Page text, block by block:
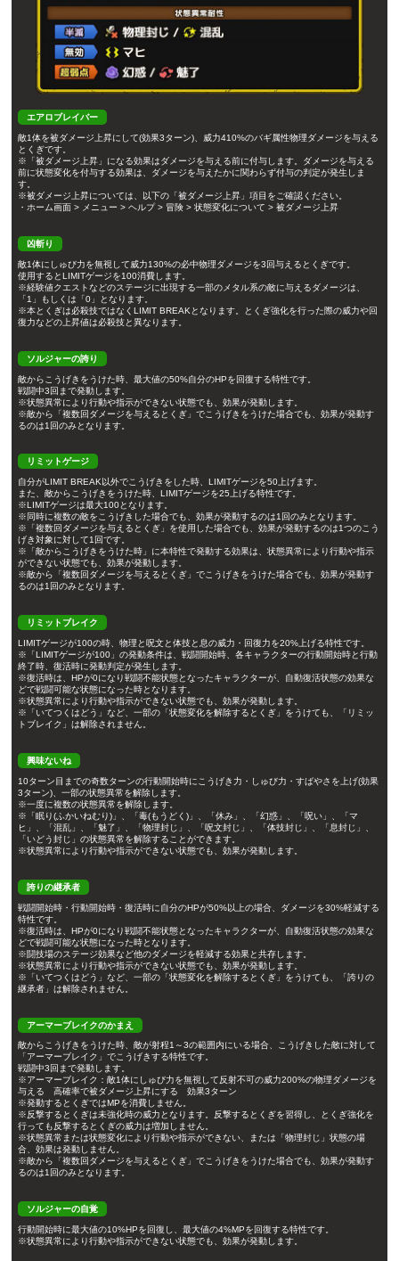
エアロブレイバー
敵1体を被ダメージ上昇にして(効果3ターン)、威力410%のバギ属性物理ダメージを与える
とくぎです。
※「被ダメージ上昇」になる効果はダメージを与える前に付与します。ダメージを与える
前に状態変化を付与する効果は、ダメージを与えたかに関わらず付与の判定が発生しま
す。
※被ダメージ上昇については、以下の「被ダメージ上昇」項目をご確認ください。
・ホーム画面 > メニュー > ヘルプ > 冒険 > 状態変化について > 被ダメージ上昇
凶斬り
敵1体にしゅび力を無視して威力130%の必中物理ダメージを3回与えるとくぎです。
使用するとLIMITゲージを100消費します。
※経験値クエストなどのステージに出現する一部のメタル系の敵に与えるダメージは、
「1」もしくは「0」となります。
※本とくぎは必殺技ではなくLIMIT BREAKとなります。とくぎ強化を行った際の威力や回
復力などの上昇値は必殺技と異なります。
ソルジャーの誇り
敵からこうげきをうけた時、最大値の50%自分のHPを回復する特性です。
戦闘中3回まで発動します。
※状態異常により行動や指示ができない状態でも、効果が発動します。
※敵から「複数回ダメージを与えるとくぎ」でこうげきをうけた場合でも、効果が発動す
るのは1回のみとなります。
リミットゲージ
自分がLIMIT BREAK以外でこうげきをした時、LIMITゲージを50上げます。
また、敵からこうげきをうけた時、LIMITゲージを25上げる特性です。
※LIMITゲージは最大100となります。
※同時に複数の敵をこうげきした場合でも、効果が発動するのは1回のみとなります。
※「複数回ダメージを与えるとくぎ」を使用した場合でも、効果が発動するのは1つのこう
げき対象に対して1回です。
※「敵からこうげきをうけた時」に本特性で発動する効果は、状態異常により行動や指示
ができない状態でも、効果が発動します。
※敵から「複数回ダメージを与えるとくぎ」でこうげきをうけた場合でも、効果が発動す
るのは1回のみとなります。
リミットブレイク
LIMITゲージが100の時、物理と呪文と体技と息の威力・回復力を20%上げる特性です。
※「LIMITゲージが100」の発動条件は、戦闘開始時、各キャラクターの行動開始時と行動
終了時、復活時に発動判定が発生します。
※復活時は、HPが0になり戦闘不能状態となったキャラクターが、自動復活状態の効果な
どで戦闘可能な状態になった時となります。
※状態異常により行動や指示ができない状態でも、効果が発動します。
※「いてつくはどう」など、一部の「状態変化を解除するとくぎ」をうけても、「リミッ
トブレイク」は解除されません。
興味ないね
10ターン目までの奇数ターンの行動開始時にこうげき力・しゅび力・すばやさを上げ(効果
3ターン)、一部の状態異常を解除します。
※一度に複数の状態異常を解除します。
※「眠り(ふかいねむり)」、「毒(もうどく)」、「休み」、「幻惑」、「呪い」、「マ
ヒ」、「混乱」、「魅了」、「物理封じ」、「呪文封じ」、「体技封じ」、「息封じ」、
「いどう封じ」の状態異常を解除することができます。
※状態異常により行動や指示ができない状態でも、効果が発動します。
誇りの継承者
戦闘開始時・行動開始時・復活時に自分のHPが50%以上の場合、ダメージを30%軽減する
特性です。
※復活時は、HPが0になり戦闘不能状態となったキャラクターが、自動復活状態の効果な
どで戦闘可能な状態になった時となります。
※闘技場のステージ効果など他のダメージを軽減する効果と共存します。
※状態異常により行動や指示ができない状態でも、効果が発動します。
※「いてつくはどう」など、一部の「状態変化を解除するとくぎ」をうけても、「誇りの
継承者」は解除されません。
アーマーブレイクのかまえ
敵からこうげきをうけた時、敵が射程1～3の範囲内にいる場合、こうげきした敵に対して
「アーマーブレイク」でこうげきする特性です。
戦闘中3回まで発動します。
※アーマーブレイク：敵1体にしゅび力を無視して反射不可の威力200%の物理ダメージを
与える 高確率で被ダメージ上昇にする 効果3ターン
※発動するとくぎではMPを消費しません。
※反撃するとくぎは未強化時の威力となります。反撃するとくぎを習得し、とくぎ強化を
行っても反撃するとくぎの威力は増加しません。
※状態異常または状態変化により行動や指示ができない、または「物理封じ」状態の場
合、効果は発動しません。
※敵から「複数回ダメージを与えるとくぎ」でこうげきをうけた場合でも、効果が発動す
るのは1回のみとなります。
ソルジャーの自覚
行動開始時に最大値の10%HPを回復し、最大値の4%MPを回復する特性です。
※状態異常により行動や指示ができない状態でも、効果が発動します。